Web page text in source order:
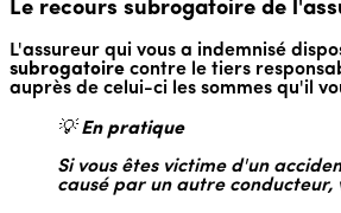
Le recours subrogatoire de
L'assureur qui vous a indemnisé
subrogatoire contre le tiers
auprès de celui-ci les sommes qu'il
💡En pratique
Si vous êtes victime d'un
causé par un autre conducteur,